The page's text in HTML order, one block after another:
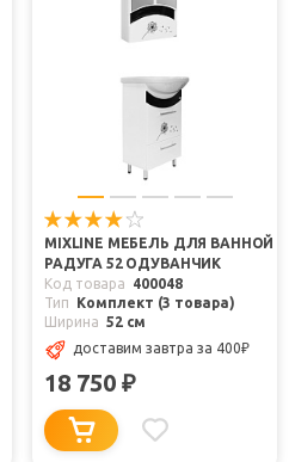
MIXLINE МЕБЕЛЬ ДЛЯ ВАННОЙ
РАДУГА 52 ОДУВАНЧИК
Код товара
400048
Тип
Комплект (3 товара)
Ширина 52 см
доставим завтра за 400₽
18 750 ₽